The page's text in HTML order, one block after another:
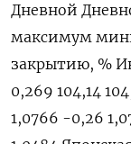
Дневной
максимум
закрытию, %
0,269 104,14
1,0766 -0,26